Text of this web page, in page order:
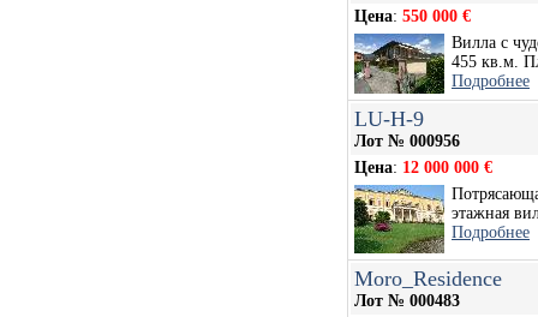
Цена: 550 000 €
Вилла с
455 кв.м.
Подробнее
LU-H-9
Лот № 000956
Цена: 12 000 000 €
этажная
Подробнее
Moro_Residence
Лот № 000483